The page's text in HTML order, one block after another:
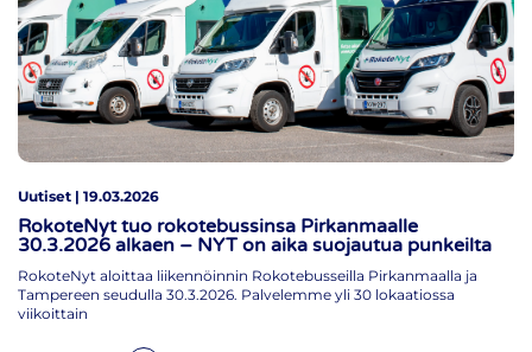
Uutiset | 19.03.2026
RokoteNyt tuo rokotebussinsa Pirkanmaalle
30.3.2026 alkaen – NYT on aika suojautua punkeilta
RokoteNyt aloittaa liikennöinnin Rokotebusseilla Pirkanmaalla ja
Tampereen seudulla 30.3.2026. Palvelemme yli 30 lokaatiossa
viikoittain